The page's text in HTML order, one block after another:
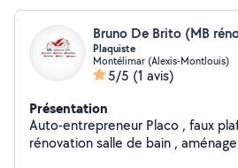
Bruno De Brito (MB
Plaquiste
Montélimar (Alexis-Montlouis)
5/5 (1 avis)
Présentation
Auto-entrepreneur Placo , faux
rénovation salle de bain ,